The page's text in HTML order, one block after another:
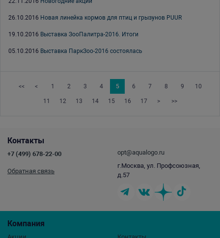
26.10.2016 Новая линейка кормов для птиц и грызунов PUUR
19.10.2016 Выставка ЗооПалитра-2016. Итоги
05.10.2016 Выставка ПаркЗоо-2016 состоялась
<< < 1 2 3 4 5 6 7 8 9 10
11 12 13 14 15 16 17 > >>
Компания
Контакты
+7 (499) 678-22-00
Обратная связь
opt@aqualogo.ru
г.Москва, ул. Профсоюзная,
д.57